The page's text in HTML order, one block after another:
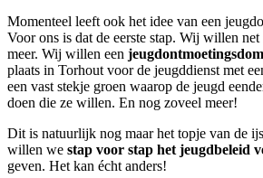
Momenteel leeft ook het idee van een
Voor ons is dat de eerste stap. Wij willen net
meer. Wij willen een
plaats in Torhout voor de jeugddienst met
een vast stekje groen waarop de jeugd
doen die ze willen. En nog zoveel meer!
Dit is natuurlijk nog maar het topje van de
willen we stap voor stap het jeugdbeleid
geven. Het kan écht anders!